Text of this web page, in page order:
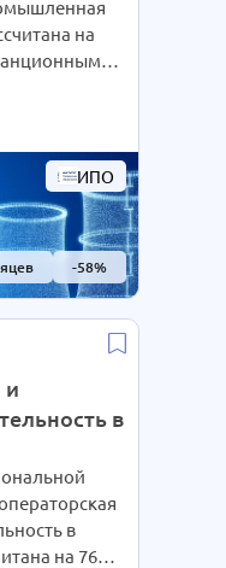
ИПО
-58%
на
по
отправьте
и
в
в
на 762